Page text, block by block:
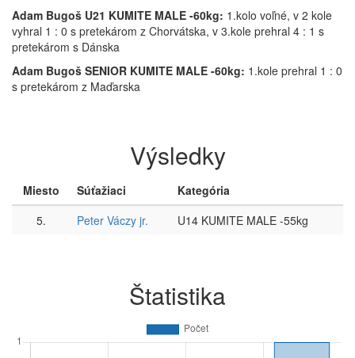
Adam Bugoš U21 KUMITE MALE -60kg: 1.kolo voľné, v 2 kole
vyhral 1 : 0 s pretekárom z Chorvátska, v 3.kole prehral 4 : 1 s
pretekárom s Dánska
Adam Bugoš SENIOR KUMITE MALE -60kg: 1.kole prehral 1 : 0
s pretekárom z Maďarska
Výsledky
Miesto Súťažiaci
Kategória
5.
Peter Váczy jr. U14 KUMITE MALE -55kg
Štatistika